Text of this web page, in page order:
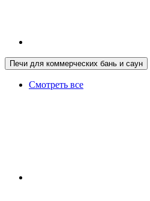
Печи для коммерческих бань и саун
Смотреть все